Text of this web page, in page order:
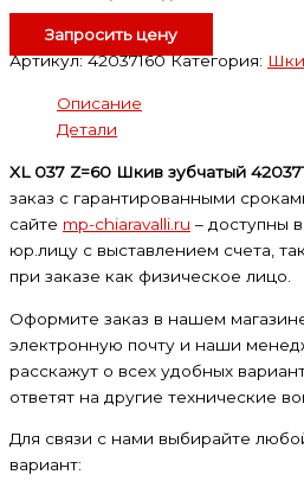
Запросить цену
Артикул:42037160Категория:
Описание
Детали
XL 037 Z=60 Шкив зубчатый
заказ с гарантированными
сайте mp-chiaravalli.ru – доступны
юр.лицу с выставлением счета,
при заказе как физическое лицо.
Оформите заказ в нашем
электронную почту и наши
расскажут о всех удобных
ответят на другие технические
Для связи с нами выбирайте
вариант: